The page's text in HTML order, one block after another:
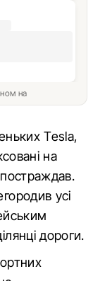
на
Tesla,
на
усі
дороги.